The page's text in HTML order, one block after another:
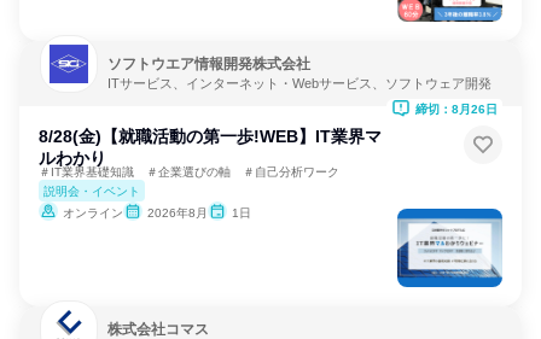
ソフトウエア情報開発株式会社
ITサービス、インターネット・Webサービス、ソフトウェア開発
8/28(金)【就職活動の第一歩!WEB】IT業界マ
ルわかり
＃IT業界基礎知識 ＃企業選びの軸 ＃自己分析ワーク
説明会・イベント
オンライン
2026年8月 1日
締切：8月26日
株式会社コマス